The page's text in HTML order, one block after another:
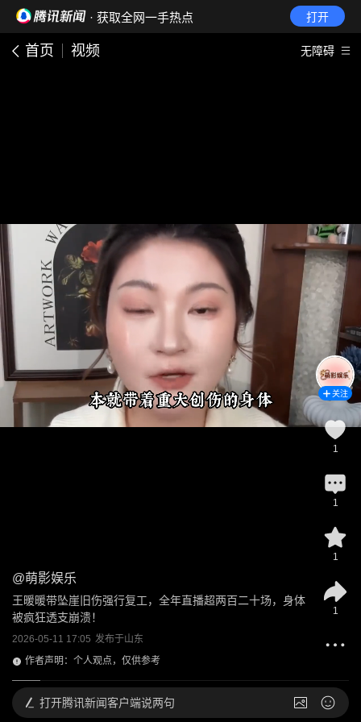
· 获取全网一手热点 打开
首页 视频 无障碍
@萌影娱乐
王暖暖带坠崖旧伤强行复工，全年直播超两百二十场，身体
被疯狂透支崩溃！
2026-05-11 17:05 发布于山东
作者声明：个人观点，仅供参考
关注
1
1
1
1
打开腾讯新闻客户端说两句